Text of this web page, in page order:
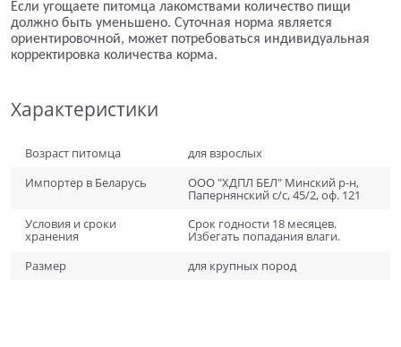
Если угощаете питомца лакомствами количество пищи
должно быть уменьшено. Суточная норма является
ориентировочной, может потребоваться индивидуальная
корректировка количества корма.
Характеристики
Возраст питомца
для взрослых
Импортер в Беларусь
ООО "ХДПЛ БЕЛ" Минский р-н,
Папернянский с/с, 45/2, оф. 121
Условия и сроки
хранения
Срок годности 18 месяцев.
Избегать попадания влаги.
Размер
для крупных пород